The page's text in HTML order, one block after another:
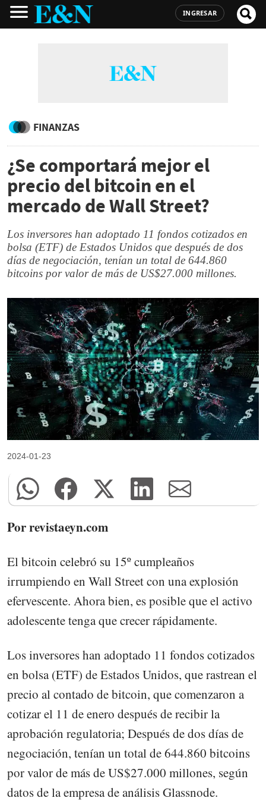
INGRESAR
FINANZAS
¿Se comportará mejor el
precio del bitcoin en el
mercado de Wall Street?
Los inversores han adoptado 11 fondos cotizados en
bolsa (ETF) de Estados Unidos que después de dos
días de negociación, tenían un total de 644.860
bitcoins por valor de más de US$27.000 millones.
2024-01-23
Por revistaeyn.com
El bitcoin celebró su 15º cumpleaños
irrumpiendo en Wall Street con una explosión
efervescente. Ahora bien, es posible que el activo
adolescente tenga que crecer rápidamente.
Los inversores han adoptado 11 fondos cotizados
en bolsa (ETF) de Estados Unidos, que rastrean el
precio al contado de bitcoin, que comenzaron a
cotizar el 11 de enero después de recibir la
aprobación regulatoria; Después de dos días de
negociación, tenían un total de 644.860 bitcoins
por valor de más de US$27.000 millones, según
datos de la empresa de análisis Glassnode.